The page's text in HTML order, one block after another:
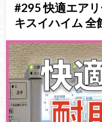
#295 快適エア
キスイハイム 全